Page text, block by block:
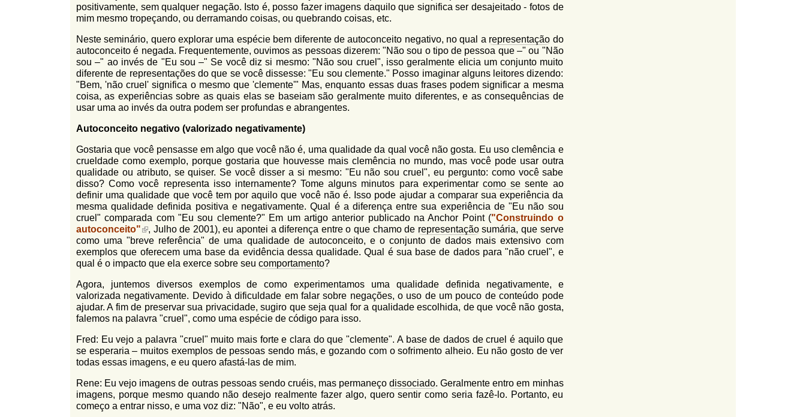
r
i
o
d
e
b
u
s
c
a
o
l
i
n
h
o
positivamente, sem qualquer negação. Isto é, posso fazer imagens daquilo que significa ser desajeitado - fotos de
mim mesmo tropeçando, ou derramando coisas, ou quebrando coisas, etc.
Neste seminário, quero explorar uma espécie bem diferente de autoconceito negativo, no qual a representação do
autoconceito é negada. Frequentemente, ouvimos as pessoas dizerem: "Não sou o tipo de pessoa que –" ou "Não
sou –" ao invés de "Eu sou –" Se você diz si mesmo: "Não sou cruel", isso geralmente elicia um conjunto muito
diferente de representações do que se você dissesse: "Eu sou clemente." Posso imaginar alguns leitores dizendo:
"Bem, 'não cruel' significa o mesmo que 'clemente'" Mas, enquanto essas duas frases podem significar a mesma
coisa, as experiências sobre as quais elas se baseiam são geralmente muito diferentes, e as consequências de
usar uma ao invés da outra podem ser profundas e abrangentes.
Autoconceito negativo (valorizado negativamente)
Gostaria que você pensasse em algo que você não é, uma qualidade da qual você não gosta. Eu uso clemência e
crueldade como exemplo, porque gostaria que houvesse mais clemência no mundo, mas você pode usar outra
qualidade ou atributo, se quiser. Se você disser a si mesmo: "Eu não sou cruel", eu pergunto: como você sabe
disso? Como você representa isso internamente? Tome alguns minutos para experimentar como se sente ao
definir uma qualidade que você tem por aquilo que você não é. Isso pode ajudar a comparar sua experiência da
mesma qualidade definida positiva e negativamente. Qual é a diferença entre sua experiência de "Eu não sou
cruel" comparada com "Eu sou clemente?" Em um artigo anterior publicado na Anchor Point ("Construindo o
autoconceito"
, Julho de 2001), eu apontei a diferença entre o que chamo de representaçãosumária, que serve
como uma "breve referência" de uma qualidade de autoconceito, e o conjunto de dados mais extensivo com
exemplos que oferecem uma base da evidência dessa qualidade. Qual é sua base de dados para "não cruel", e
qual é o impacto que ela exerce sobre seu comportamento?
Agora, juntemos diversos exemplos de como experimentamos uma qualidade definida negativamente, e
valorizada negativamente. Devido à dificuldade em falar sobre negações, o uso de um pouco de conteúdo pode
ajudar. A fim de preservar sua privacidade, sugiro que seja qual for a qualidade escolhida, de que você não gosta,
falemos na palavra "cruel", como uma espécie de código para isso.
Fred: Eu vejo a palavra "cruel" muito mais forte e clara do que "clemente". A base de dados de cruel é aquilo que
se esperaria – muitos exemplos de pessoas sendo más, e gozando com o sofrimento alheio. Eu não gosto de ver
todas essas imagens, e eu quero afastá-las de mim.
Rene: Eu vejo imagens de outras pessoas sendo cruéis, mas permaneçodissociado. Geralmente entro em minhas
imagens, porque mesmo quando não desejo realmente fazer algo, quero sentir como seria fazê-lo. Portanto, eu
começo a entrar nisso, e uma voz diz: "Não", e eu volto atrás.